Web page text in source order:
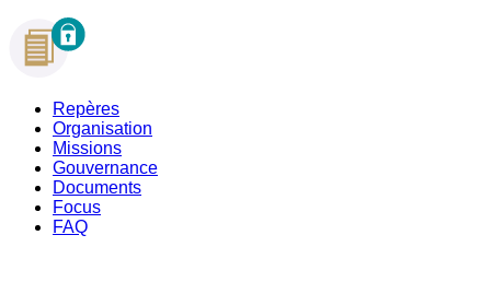
Repères
Organisation
Missions
Gouvernance
Documents
Focus
FAQ